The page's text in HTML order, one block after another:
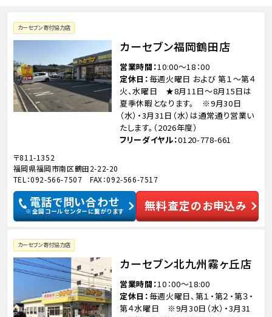
カーセブン寄付協力店
カーセブン福岡鶴田店
営業時間 10:00～18：00
定休日
毎週火曜日 および 第１～第４
火、水曜日 ★8月11日～8月15日は
夏季休暇となります。 ※9月30日
（水）・3月31日（水）は通常通り営業い
たします。（2026年度）
フリーダイヤル 0120-778-661
〒811-1352
福岡県福岡市南区鶴田2-22-20
TEL：092-566-7507 FAX：092-566-7517
電話で問い合わせ
※全国コールセンターに繋がります 無料査定のお申込み
カーセブン寄付協力店
カーセブン北九州霧ヶ丘店
営業時間 10：00～18:00
定休日
毎週火曜日、第１・第２・第３・
第４水曜日 ※9月30日（水）・3月31